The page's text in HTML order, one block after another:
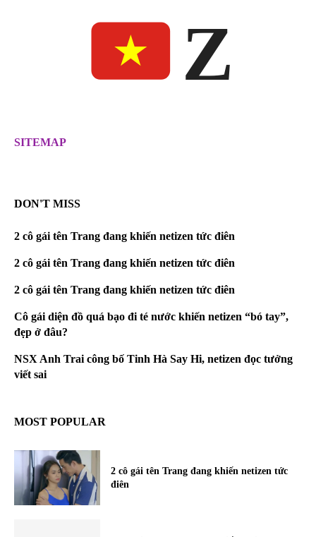
Z
SITEMAP
DON'T MISS
2 cô gái tên Trang đang khiến netizen tức điên
2 cô gái tên Trang đang khiến netizen tức điên
2 cô gái tên Trang đang khiến netizen tức điên
Cô gái diện đồ quá bạo đi té nước khiến netizen “bó tay”,
đẹp ở đâu?
NSX Anh Trai công bố Tinh Hà Say Hi, netizen đọc tưởng
viết sai
MOST POPULAR
2 cô gái tên Trang đang khiến netizen tức
điên